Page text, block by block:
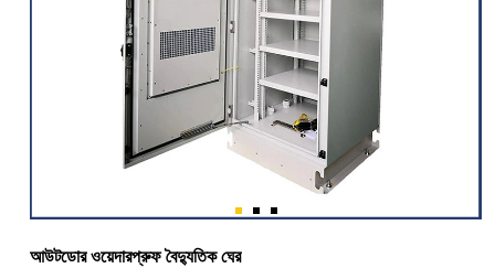
আউটডোর ওয়েদারপ্রুফ বৈদ্যুতিক ঘের